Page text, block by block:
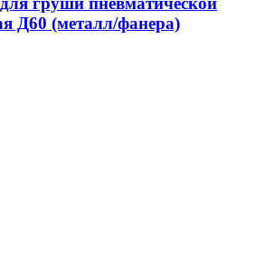
Д60 (металл/фанера)